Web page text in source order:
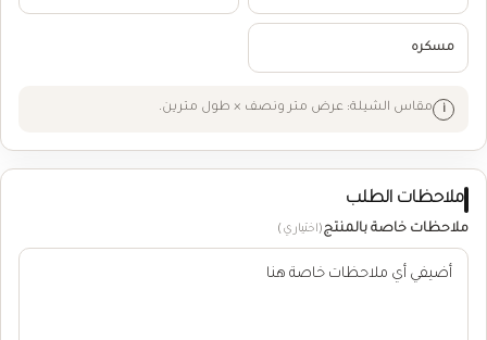
مسكره
مقاس الشيلة: عرض متر ونصف × طول مترين.
ملاحظات الطلب
ملاحظات خاصة بالمنتج(اختياري)